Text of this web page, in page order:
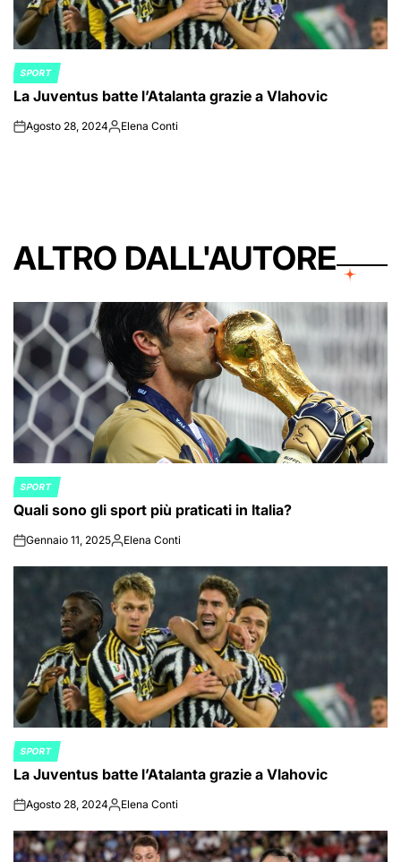
POSTED
IN
SPORT
La Juventus batte l’Atalanta grazie a Vlahovic
onAgosto 28, 2024Posted
Elena Conti
ALTRO DALL'AUTORE
POSTED
IN
SPORT
Quali sono gli sport più praticati in Italia?
onGennaio 11, 2025Posted
Elena Conti
POSTED
IN
SPORT
La Juventus batte l’Atalanta grazie a Vlahovic
onAgosto 28, 2024Posted
Elena Conti